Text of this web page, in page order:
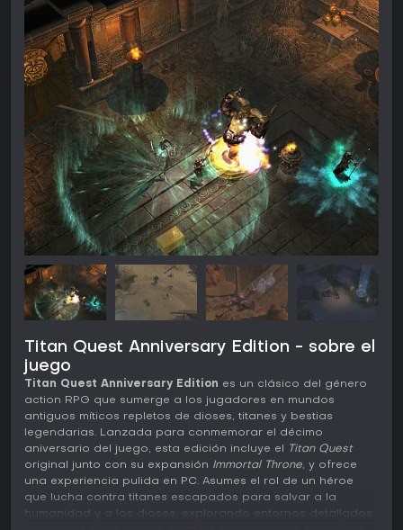
Titan Quest Anniversary Edition - sobre el
juego
Titan Quest Anniversary Edition es un clásico del género
action RPG que sumerge a los jugadores en mundos
antiguos míticos repletos de dioses, titanes y bestias
legendarias. Lanzada para conmemorar el décimo
aniversario del juego, esta edición incluye el
Titan Quest
original junto con su expansión Immortal Throne, y ofrece
una experiencia pulida en PC. Asumes el rol de un héroe
que lucha contra titanes escapados para salvar a la
humanidad y a los dioses, explorando entornos detallados